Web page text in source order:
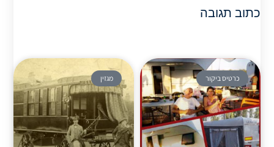
כתוב תגובה
כרטיס ביקור מגזין